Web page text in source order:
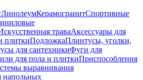
ЛинолеумКерамогранитСпортивные
траваАксессуары для
плиткиПодложкаПлинтусы, уголки,
для сантехникиФуги для
для пола и плиткиПриспособления
выравнивания
напольных